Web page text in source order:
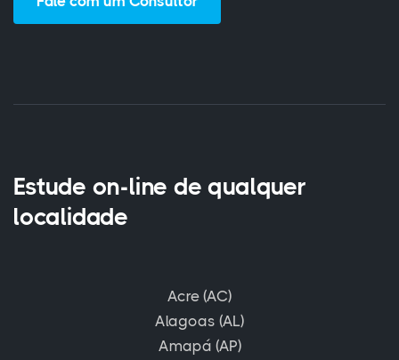
Estude on-line de qualquer
localidade
Acre (AC)
Alagoas (AL)
Amapá (AP)